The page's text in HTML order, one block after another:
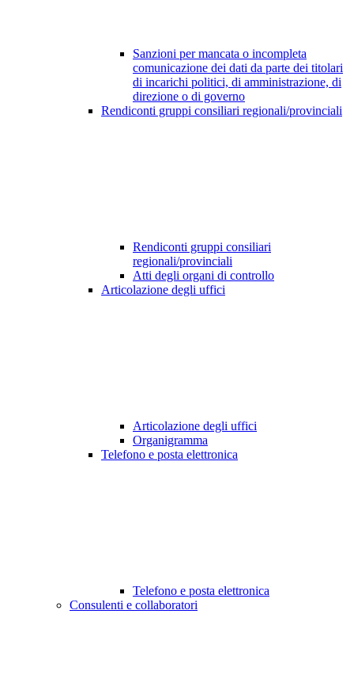
Sanzioni per mancata o incompleta
comunicazione dei dati da parte dei titolari
di incarichi politici, di amministrazione, di
direzione o di governo
Rendiconti gruppi consiliari regionali/provinciali
Rendiconti gruppi consiliari
regionali/provinciali
Atti degli organi di controllo
Articolazione degli uffici
Articolazione degli uffici
Organigramma
Telefono e posta elettronica
Telefono e posta elettronica
Consulenti e collaboratori